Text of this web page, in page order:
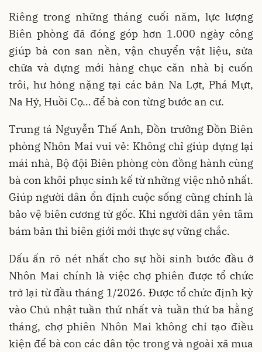
Riêng trong những tháng cuối năm, lực lượng
Biên phòng đã đóng góp hơn 1.000 ngày công
giúp bà con san nền, vận chuyển vật liệu, sửa
chữa và dựng mới hàng chục căn nhà bị cuốn
trôi, hư hỏng nặng tại các bản Na Lợt, Phá Mựt,
Na Hỷ, Huồi Cọ… để bà con từng bước an cư.
Trung tá Nguyễn Thế Anh, Đồn trưởng Đồn Biên
phòng Nhôn Mai vui vẻ: Không chỉ giúp dựng lại
mái nhà, Bộ đội Biên phòng còn đồng hành cùng
bà con khôi phục sinh kế từ những việc nhỏ nhất.
Giúp người dân ổn định cuộc sống cũng chính là
bảo vệ biên cương từ gốc. Khi người dân yên tâm
bám bản thì biên giới mới thực sự vững chắc.
Dấu ấn rõ nét nhất cho sự hồi sinh bước đầu ở
Nhôn Mai chính là việc chợ phiên được tổ chức
trở lại từ đầu tháng 1/2026. Được tổ chức định kỳ
vào Chủ nhật tuần thứ nhất và tuần thứ ba hằng
tháng, chợ phiên Nhôn Mai không chỉ tạo điều
kiện để bà con các dân tộc trong và ngoài xã mua